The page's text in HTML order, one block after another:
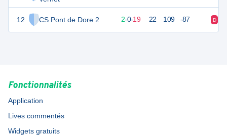
12 CS Pont de Dore 2
2 2-0-19 22 109 -87 D
Fonctionnalités
Application
Lives commentés
Widgets gratuits